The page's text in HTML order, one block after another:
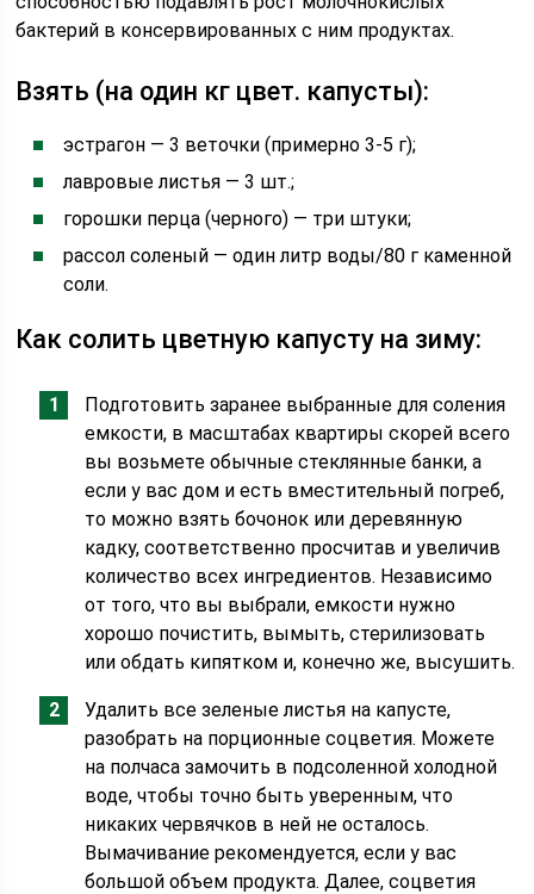
бактерий в консервированных с ним продуктах.
Взять (на один кг цвет. капусты):
эстрагон — 3 веточки (примерно 3-5 г);
лавровые листья — 3 шт.;
горошки перца (черного) — три штуки;
рассол соленый — один литр воды/80 г каменной
соли.
Как солить цветную капусту на зиму:
Подготовить заранее выбранные для соления
емкости, в масштабах квартиры скорей всего
вы возьмете обычные стеклянные банки, а
если у вас дом и есть вместительный погреб,
то можно взять бочонок или деревянную
кадку, соответственно просчитав и увеличив
количество всех ингредиентов. Независимо
от того, что вы выбрали, емкости нужно
хорошо почистить, вымыть, стерилизовать
или обдать кипятком и, конечно же, высушить.
Удалить все зеленые листья на капусте,
разобрать на порционные соцветия. Можете
на полчаса замочить в подсоленной холодной
воде, чтобы точно быть уверенным, что
никаких червячков в ней не осталось.
Вымачивание рекомендуется, если у вас
большой объем продукта. Далее, соцветия